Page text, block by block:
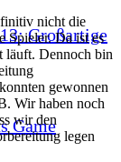
Großartige
Game
nicht die
Spieler. Da ist es
läuft. Dennoch bin
gewonnen
Wir haben noch
wir den
legen